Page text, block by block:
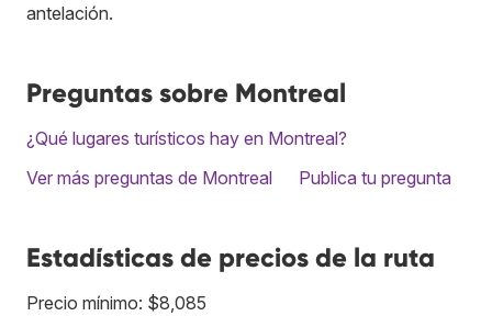
antelación.
Preguntas sobre Montreal
¿Qué lugares turísticos hay en Montreal?
Ver más preguntas de Montreal
Publica tu pregunta
Estadísticas de precios de la ruta
Precio mínimo: $8,085